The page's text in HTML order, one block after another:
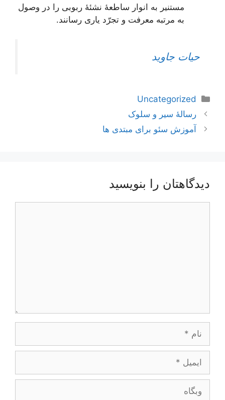
مستنیر به انوار ساطعۀ نشئۀ ربوبی را در وصول
به مرتبه معرفت و تجرّد یاری رسانند.
حیات جاوید
دسته‌ها
Uncategorized
ناوبری
نوشته‌ها
رسالۀ سیر و سلوک
آموزش سئو برای مبتدی ها
دیدگاهتان را بنویسید